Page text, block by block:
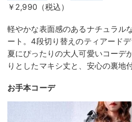
￥2,990（税込）
軽やかな表面感のあるナチュラル
ート。4段切り替えのティアード
夏にぴったりの大人可愛いコーデ
りとしたマキシ丈と、安心の裏地
お手本コーデ